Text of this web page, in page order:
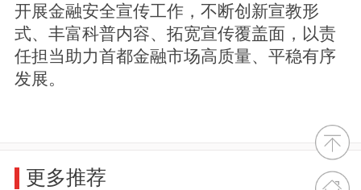
开展金融安全宣传工作，不断创新宣教形
式、丰富科普内容、拓宽宣传覆盖面，以责
任担当助力首都金融市场高质量、平稳有序
发展。
更多推荐